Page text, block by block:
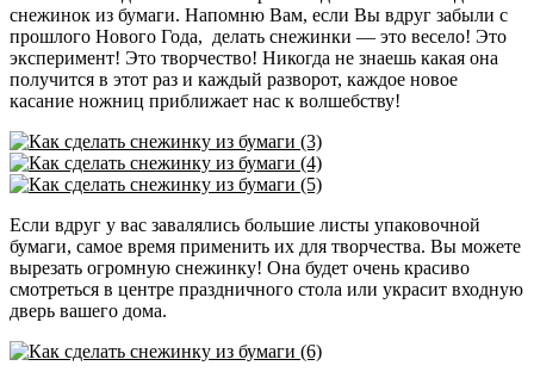
снежинок из бумаги. Напомню Вам, если Вы вдруг забыли с
прошлого Нового Года, делать снежинки — это весело! Это
эксперимент! Это творчество! Никогда не знаешь какая она
получится в этот раз и каждый разворот, каждое новое
касание ножниц приближает нас к волшебству!
Если вдруг у вас завалялись большие листы упаковочной
бумаги, самое время применить их для творчества. Вы можете
вырезать огромную снежинку! Она будет очень красиво
смотреться в центре праздничного стола или украсит входную
дверь вашего дома.